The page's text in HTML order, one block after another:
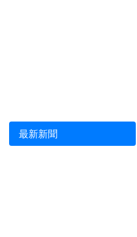
最新新聞